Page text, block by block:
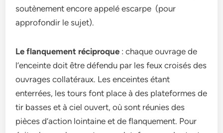
soutènement encore appelé escarpe (pour
approfondir le sujet).
Le flanquement réciproque : chaque ouvrage de
l’enceinte doit être défendu par les feux croisés des
ouvrages collatéraux. Les enceintes étant
enterrées, les tours font place à des plateformes de
tir basses et à ciel ouvert, où sont réunies des
pièces d’action lointaine et de flanquement. Pour